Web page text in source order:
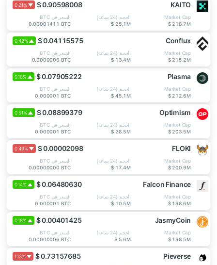
KAITO
$ 0.90598008
0.21%
Market Cap
$ 218.7M
الحجم (24 ساعة)
$ 25.1M
السعر في BTC
0.00001411 BTC
Conflux
$ 0.04115575
0.42%
Market Cap
$ 215.2M
الحجم (24 ساعة)
$ 13.4M
السعر في BTC
0.0000006 BTC
Plasma
$ 0.07905222
0.18%
Market Cap
$ 212.6M
الحجم (24 ساعة)
$ 45.1M
السعر في BTC
0.000001 BTC
Optimism
$ 0.08899379
0.51%
Market Cap
$ 203.5M
الحجم (24 ساعة)
$ 28.5M
السعر في BTC
0.000001 BTC
FLOKI
$ 0.00002098
0.49%
Market Cap
$ 200.9M
الحجم (24 ساعة)
$ 17.4M
السعر في BTC
0.00000000 BTC
Falcon Finance
$ 0.06480630
0.14%
Market Cap
$ 198.6M
الحجم (24 ساعة)
$ 10.5M
السعر في BTC
0.000001 BTC
JasmyCoin
$ 0.00401425
0.18%
Market Cap
$ 198.5M
الحجم (24 ساعة)
$ 5.6M
السعر في BTC
0.00000006 BTC
Pieverse
$ 0.73157685
1.13%